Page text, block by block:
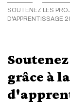
SOUTENEZ LES
D'APPRENTISSAGE
grâce à